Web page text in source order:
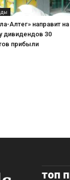
Алтег» направит на
дивидендов 30
прибыли
топ